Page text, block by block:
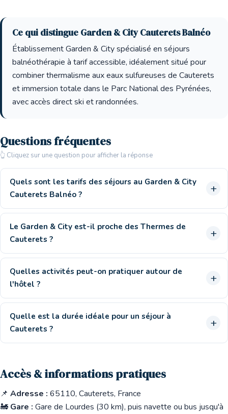
Ce qui distingue Garden & City Cauterets Balnéo
Établissement Garden & City spécialisé en séjours
balnéothérapie à tarif accessible, idéalement situé pour
combiner thermalisme aux eaux sulfureuses de Cauterets
et immersion totale dans le Parc National des Pyrénées,
avec accès direct ski et randonnées.
Questions fréquentes
👆 Cliquez sur une question pour afficher la réponse
Quels sont les tarifs des séjours au Garden & City
Cauterets Balnéo ?
Le Garden & City est-il proche des Thermes de
Cauterets ?
Quelles activités peut-on pratiquer autour de
l'hôtel ?
Quelle est la durée idéale pour un séjour à
Cauterets ?
Accès & informations pratiques
📌 Adresse : 65110, Cauterets, France
🚂 Gare : Gare de Lourdes (30 km), puis navette ou bus jusqu'à